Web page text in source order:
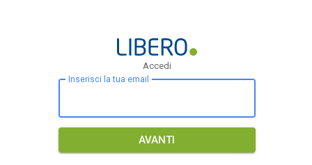
Accedi
Inserisci la tua email
AVANTI